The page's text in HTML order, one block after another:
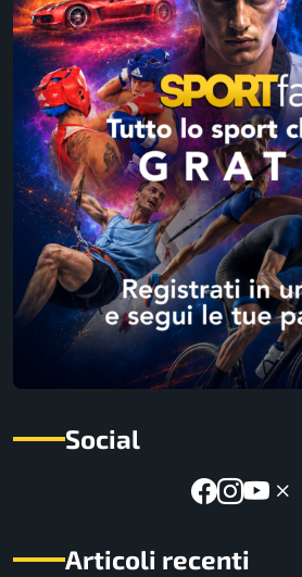
Social
Articoli recenti